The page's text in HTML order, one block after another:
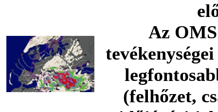
Az
(felhőzet,